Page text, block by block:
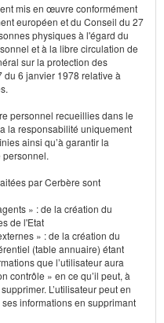
mis en œuvre conformément
européen et du Conseil du 27
physiques à l'égard du
et à la libre circulation de
sur la protection des
du 6 janvier 1978 relative à
personnel recueillies dans le
la responsabilité uniquement
ainsi qu’à garantir la
par Cerbère sont
» : de la création du
de l'Etat
» : de la création du
(table annuaire) étant
que l’utilisateur aura
contrôle » en ce qu’il peut, à
L’utilisateur peut en
informations en supprimant